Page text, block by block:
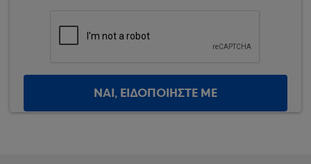
ΝΑΙ, ΕΙΔΟΠΟΙΗΣΤΕ ΜΕ